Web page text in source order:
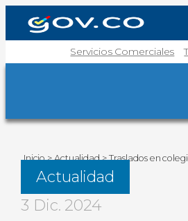
Servicios Comerciales
Inicio>Actualidad>Traslados en
Actualidad
3 Dic. 2024